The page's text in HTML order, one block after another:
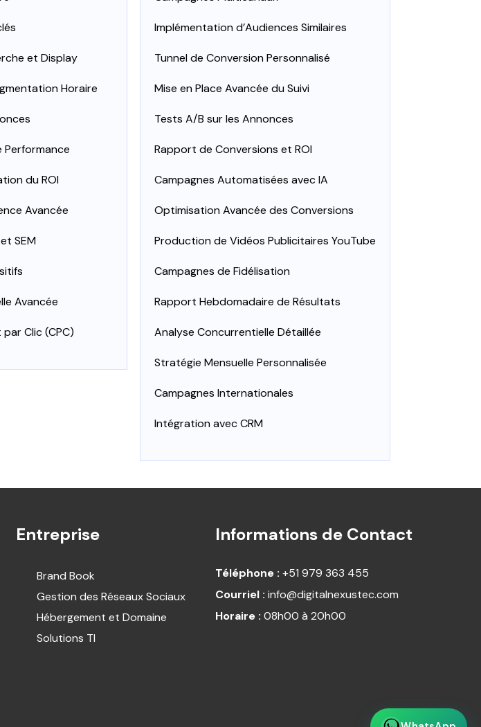
et Display
Horaire
Performance
du ROI
Avancée
SEM
Avancée
Clic (CPC)
Implémentation d’Audiences Similaires
Tunnel de Conversion Personnalisé
Mise en Place Avancée du Suivi
Tests A/B sur les Annonces
Rapport de Conversions et ROI
Campagnes Automatisées avec IA
Optimisation Avancée des Conversions
Production de Vidéos Publicitaires YouTube
Campagnes de Fidélisation
Rapport Hebdomadaire de Résultats
Analyse Concurrentielle Détaillée
Stratégie Mensuelle Personnalisée
Campagnes Internationales
Intégration avec CRM
Entreprise
Brand Book
Gestion des Réseaux Sociaux
Hébergement et Domaine
Solutions TI
Informations de Contact
Téléphone : +51 979 363 455
Courriel : info@digitalnexustec.com
Horaire : 08h00 à 20h00